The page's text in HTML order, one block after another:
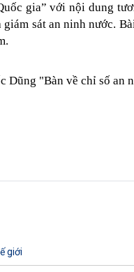
gia” với nội dung
sát an ninh nước.
Dũng "Bàn về chỉ số
giới